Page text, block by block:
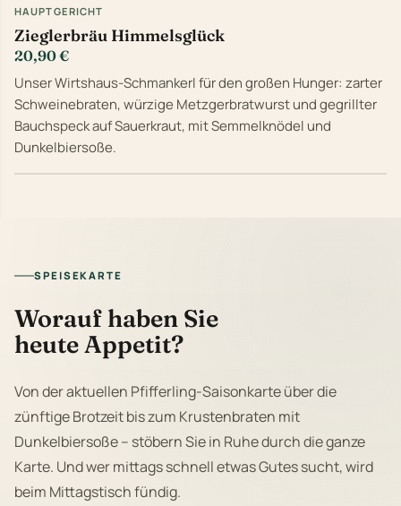
HAUPTGERICHT
Zieglerbräu Himmelsglück
20,90 €
Unser Wirtshaus-Schmankerl für den großen Hunger: zarter
Schweinebraten, würzige Metzgerbratwurst und gegrillter
Bauchspeck auf Sauerkraut, mit Semmelknödel und
Dunkelbiersoße.
SPEISEKARTE
Worauf haben Sie
heute Appetit?
Von der aktuellen Pfifferling-Saisonkarte über die
zünftige Brotzeit bis zum Krustenbraten mit
Dunkelbiersoße – stöbern Sie in Ruhe durch die ganze
Karte. Und wer mittags schnell etwas Gutes sucht, wird
beim Mittagstisch fündig.